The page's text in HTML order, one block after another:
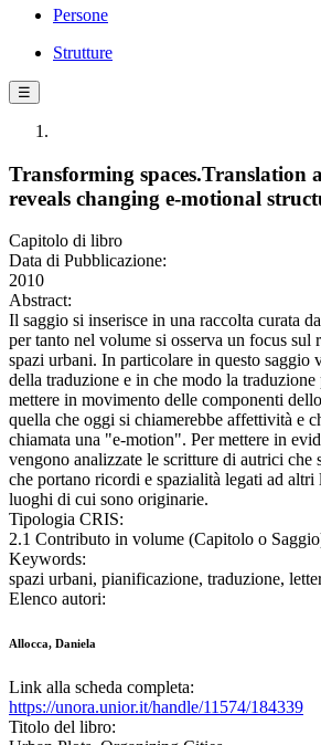
Persone
Strutture
☰
Transforming spaces.Translation
reveals changing e-motional
Capitolo di libro
Data di Pubblicazione:
2010
Abstract:
Il saggio si inserisce in una raccolta curata
per tanto nel volume si osserva un focus sul
spazi urbani. In particolare in questo saggio
della traduzione e in che modo la traduzione
mettere in movimento delle componenti
quella che oggi si chiamerebbe affettività e
chiamata una "e-motion". Per mettere in
vengono analizzate le scritture di autrici che
che portano ricordi e spazialità legati ad
luoghi di cui sono originarie.
Tipologia CRIS:
2.1 Contributo in volume (Capitolo o
Keywords:
spazi urbani, pianificazione, traduzione,
Elenco autori:
Allocca, Daniela
Link alla scheda completa:
https://unora.unior.it/handle/11574/184339
Titolo del libro: